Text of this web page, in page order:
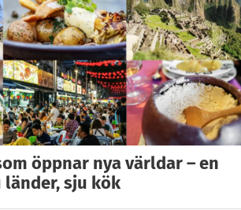
öppnar nya världar – en
sju kök